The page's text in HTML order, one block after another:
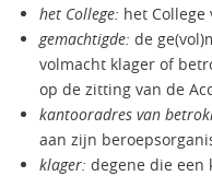
het College: het
gemachtigde: de
volmacht klager of
op de zitting van de
kantooradres van
aan zijn
klager: degene die een